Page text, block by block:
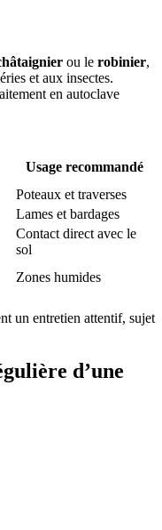
ou le robinier,
et aux insectes.
en autoclave
Usage recommandé
Poteaux et traverses
Lames et bardages
Contact direct avec le
sol
Zones humides
un entretien attentif, sujet
d’une